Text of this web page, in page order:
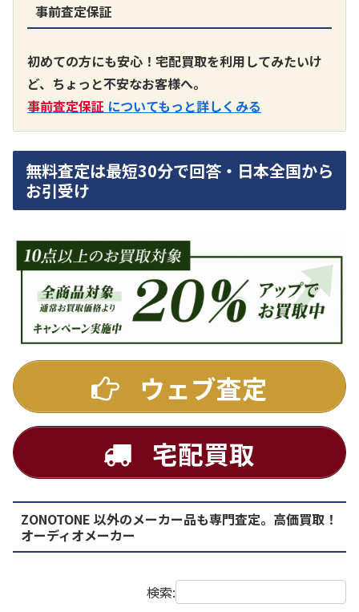
A3300 真空管プリアンプ
買取価格：お問合せください
SONY
DA7000ES アンプ
買取価格：お問合せください
DENON
PMA-1500AE プリメインアンプ
買取価格：お問合せください
事前査定保証
初めての方にも安心！宅配買取を利用してみたいけ
ど、ちょっと不安なお客様へ。
事前査定保証 についてもっと詳しくみる
無料査定は最短30分で回答・日本全国から
お引受け
ウェブ査定
宅配買取
ZONOTONE 以外のメーカー品も専門査定。高価買取！
オーディオメーカー
検索: